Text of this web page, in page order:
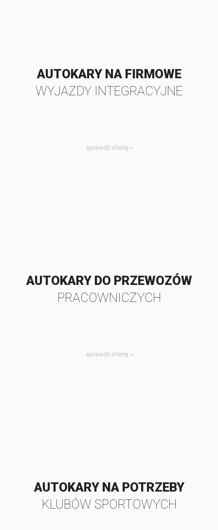
AUTOKARY NA FIRMOWE
WYJAZDY INTEGRACYJNE
sprawdź ofertę »
AUTOKARY DO PRZEWOZÓW
PRACOWNICZYCH
sprawdź ofertę »
AUTOKARY NA POTRZEBY
KLUBÓW SPORTOWYCH